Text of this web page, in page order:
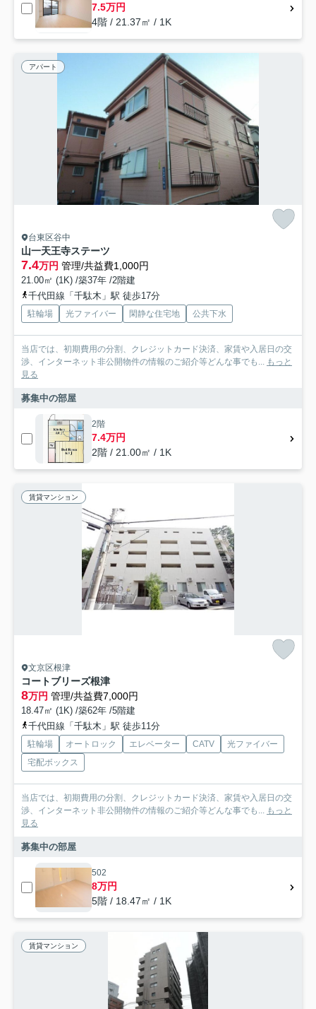
7.5万円
4階 / 21.37㎡ / 1K
アパート
台東区谷中
山一天王寺ステーツ
7.4万円 管理/共益費1,000円
21.00㎡ (1K) /築37年 /2階建
千代田線「千駄木」駅 徒歩17分
駐輪場 光ファイバー 閑静な住宅地 公共下水
当店では、初期費用の分割、クレジットカード決済、家賃や入居日の交
渉、インターネット非公開物件の情報のご紹介等どんな事でも... もっと
見る
募集中の部屋
2階
7.4万円
2階 / 21.00㎡ / 1K
賃貸マンション
文京区根津
コートブリーズ根津
8万円 管理/共益費7,000円
18.47㎡ (1K) /築62年 /5階建
千代田線「千駄木」駅 徒歩11分
駐輪場 オートロック エレベーター CATV
光ファイバー
宅配ボックス
当店では、初期費用の分割、クレジットカード決済、家賃や入居日の交
渉、インターネット非公開物件の情報のご紹介等どんな事でも... もっと
見る
募集中の部屋
502
8万円
5階 / 18.47㎡ / 1K
賃貸マンション